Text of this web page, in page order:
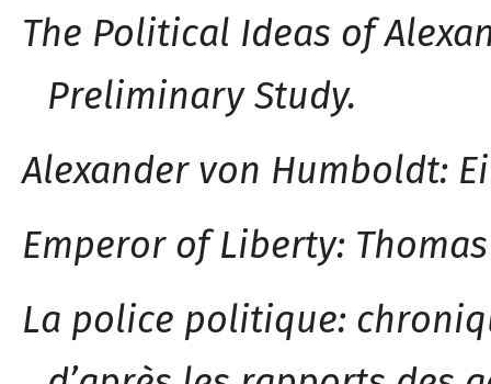
The Political Ideas of
Preliminary Study.
Alexander von Humboldt:
Emperor of Liberty:
La police politique: